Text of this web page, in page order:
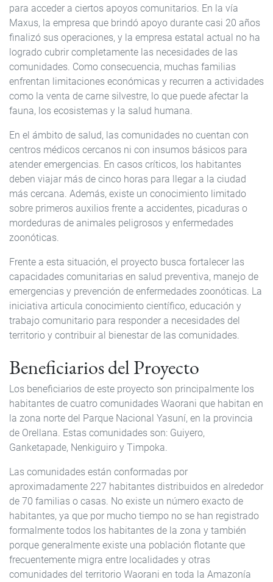
para acceder a ciertos apoyos comunitarios. En la vía
Maxus, la empresa que brindó apoyo durante casi 20 años
finalizó sus operaciones, y la empresa estatal actual no ha
logrado cubrir completamente las necesidades de las
comunidades. Como consecuencia, muchas familias
enfrentan limitaciones económicas y recurren a actividades
como la venta de carne silvestre, lo que puede afectar la
fauna, los ecosistemas y la salud humana.
En el ámbito de salud, las comunidades no cuentan con
centros médicos cercanos ni con insumos básicos para
atender emergencias. En casos críticos, los habitantes
deben viajar más de cinco horas para llegar a la ciudad
más cercana. Además, existe un conocimiento limitado
sobre primeros auxilios frente a accidentes, picaduras o
mordeduras de animales peligrosos y enfermedades
zoonóticas.
Frente a esta situación, el proyecto busca fortalecer las
capacidades comunitarias en salud preventiva, manejo de
emergencias y prevención de enfermedades zoonóticas. La
iniciativa articula conocimiento científico, educación y
trabajo comunitario para responder a necesidades del
territorio y contribuir al bienestar de las comunidades.
Beneficiarios del Proyecto
Los beneficiarios de este proyecto son principalmente los
habitantes de cuatro comunidades Waorani que habitan en
la zona norte del Parque Nacional Yasuní, en la provincia
de Orellana. Estas comunidades son: Guiyero,
Ganketapade, Nenkiguiro y Timpoka.
Las comunidades están conformadas por
aproximadamente 227 habitantes distribuidos en alrededor
de 70 familias o casas. No existe un número exacto de
habitantes, ya que por mucho tiempo no se han registrado
formalmente todos los habitantes de la zona y también
porque generalmente existe una población flotante que
frecuentemente migra entre localidades y otras
comunidades del territorio Waorani en toda la Amazonía